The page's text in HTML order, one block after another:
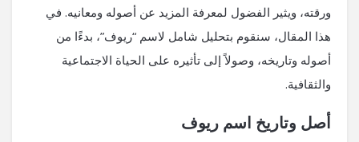
ورقته، ويثير الفضول لمعرفة المزيد عن أصوله ومعانيه. في
هذا المقال، سنقوم بتحليل شامل لاسم “ريوف”، بدءًا من
أصوله وتاريخه، وصولاً إلى تأثيره على الحياة الاجتماعية
والثقافية.
أصل وتاريخ اسم ريوف